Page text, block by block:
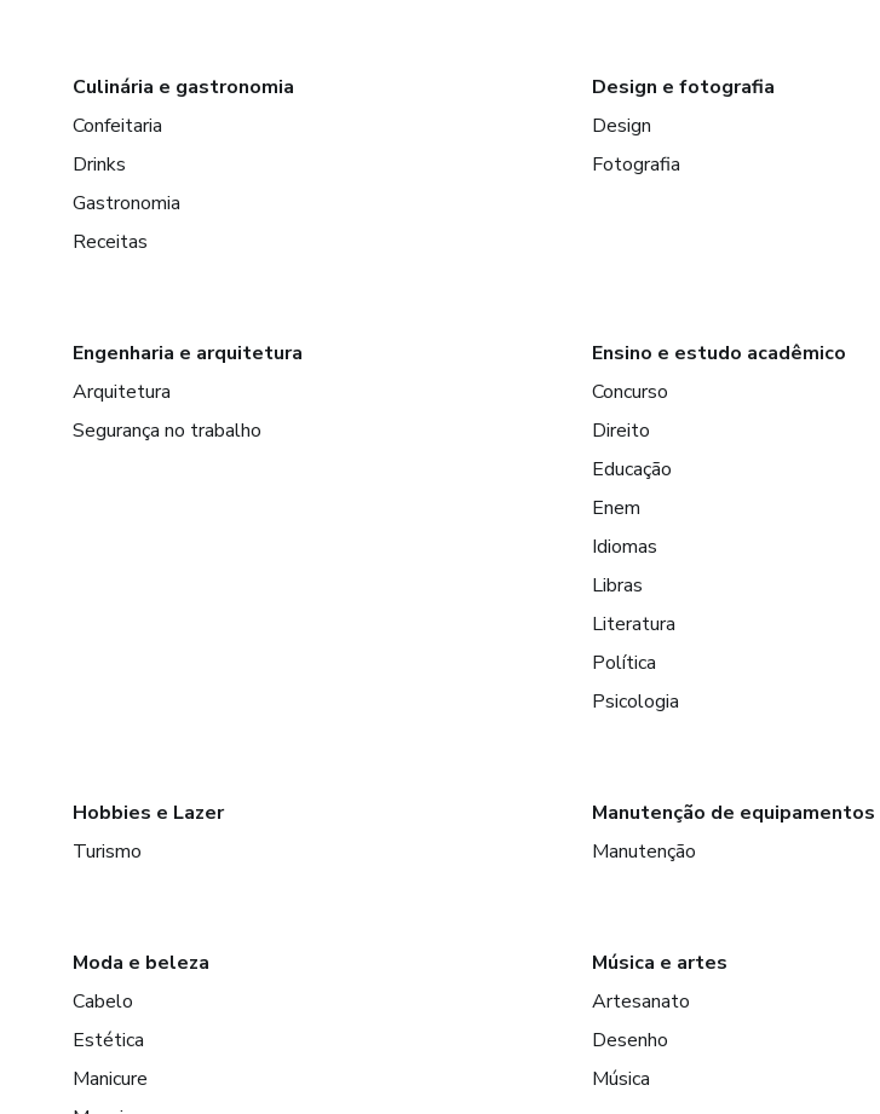
Culinária e gastronomia
Confeitaria
Drinks
Gastronomia
Receitas
Design e fotografia
Design
Fotografia
Engenharia e arquitetura
Arquitetura
Segurança no trabalho
Ensino e estudo acadêmico
Concurso
Direito
Educação
Enem
Idiomas
Libras
Literatura
Política
Psicologia
Hobbies e Lazer
Turismo
Manutenção de equipamentos
Manutenção
Moda e beleza
Cabelo
Estética
Manicure
Música e artes
Artesanato
Desenho
Música